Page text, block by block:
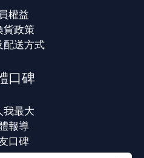
權益
貨政策
配送方式
口碑
我最大
報導
口碑